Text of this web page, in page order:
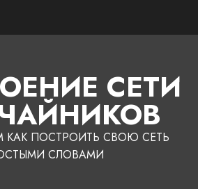
СЕТИ
КАК ПОСТРОИТЬ СВОЮ СЕТЬ
СЛОВАМИ